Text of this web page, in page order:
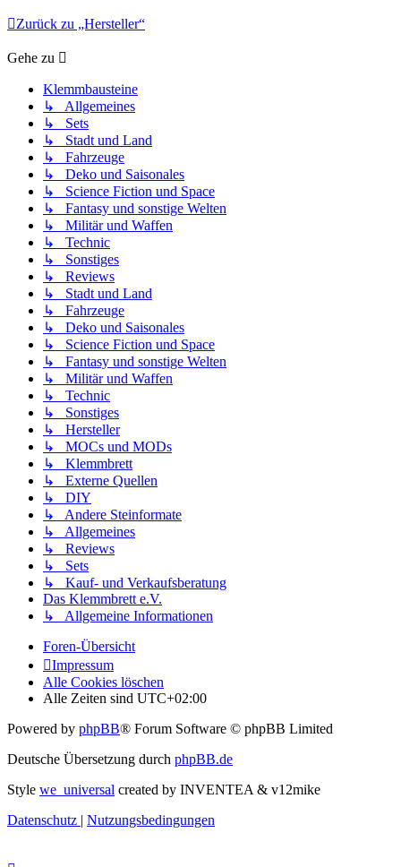
Zurück zu „Hersteller“
Gehe zu
Klemmbausteine
↳ Allgemeines
↳ Sets
↳ Stadt und Land
↳ Fahrzeuge
↳ Deko und Saisonales
↳ Science Fiction und Space
↳ Fantasy und sonstige Welten
↳ Militär und Waffen
↳ Technic
↳ Sonstiges
↳ Reviews
↳ Stadt und Land
↳ Fahrzeuge
↳ Deko und Saisonales
↳ Science Fiction und Space
↳ Fantasy und sonstige Welten
↳ Militär und Waffen
↳ Technic
↳ Sonstiges
↳ Hersteller
↳ MOCs und MODs
↳ Klemmbrett
↳ Externe Quellen
↳ DIY
↳ Andere Steinformate
↳ Allgemeines
↳ Reviews
↳ Sets
↳ Kauf- und Verkaufsberatung
Das Klemmbrett e.V.
↳ Allgemeine Informationen
Foren-Übersicht
Impressum
Alle Cookies löschen
Alle Zeiten sind UTC+02:00
Powered by phpBB® Forum Software © phpBB Limited
Deutsche Übersetzung durch phpBB.de
Style we_universal created by INVENTEA & v12mike
Datenschutz | Nutzungsbedingungen